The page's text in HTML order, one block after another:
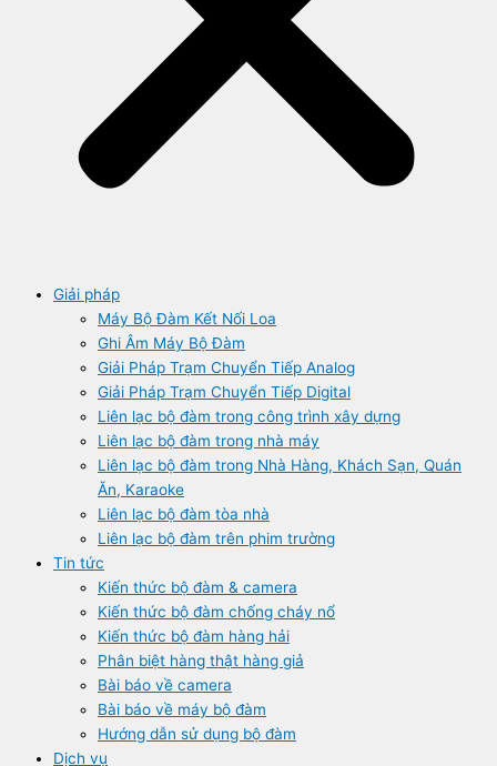
Giải pháp
Máy Bộ Đàm Kết Nối Loa
Ghi Âm Máy Bộ Đàm
Giải Pháp Trạm Chuyển Tiếp Analog
Giải Pháp Trạm Chuyển Tiếp Digital
Liên lạc bộ đàm trong công trình xây dựng
Liên lạc bộ đàm trong nhà máy
Liên lạc bộ đàm trong Nhà Hàng, Khách Sạn, Quán
Ăn, Karaoke
Liên lạc bộ đàm tòa nhà
Liên lạc bộ đàm trên phim trường
Tin tức
Kiến thức bộ đàm & camera
Kiến thức bộ đàm chống cháy nổ
Kiến thức bộ đàm hàng hải
Phân biệt hàng thật hàng giả
Bài báo về camera
Bài báo về máy bộ đàm
Hướng dẫn sử dụng bộ đàm
Dịch vụ